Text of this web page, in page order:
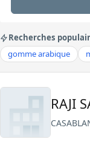
Recherches
gomme arabique
RAJI